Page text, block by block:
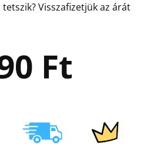
tetszik? Visszafizetjük az árát
Ft